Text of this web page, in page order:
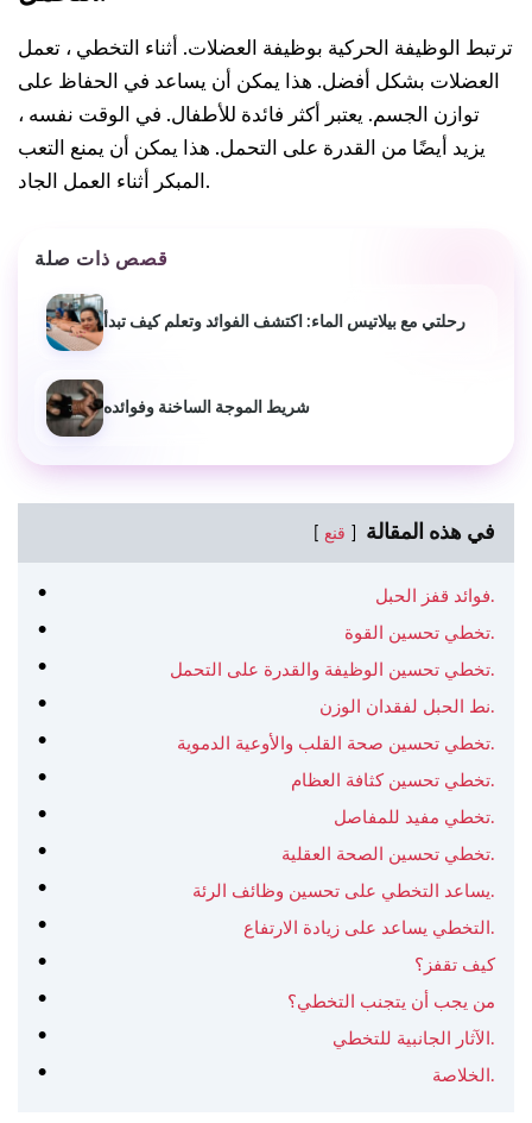
ترتبط الوظيفة الحركية بوظيفة العضلات. أثناء التخطي ، تعمل
العضلات بشكل أفضل. هذا يمكن أن يساعد في الحفاظ على
توازن الجسم. يعتبر أكثر فائدة للأطفال. في الوقت نفسه ،
يزيد أيضًا من القدرة على التحمل. هذا يمكن أن يمنع التعب
المبكر أثناء العمل الجاد.
قصص ذات صلة
رحلتي مع بيلاتيس الماء: اكتشف الفوائد وتعلم كيف تبدأ
شريط الموجة الساخنة وفوائده
في هذه المقالة قنع
فوائد قفز الحبل.
تخطي تحسين القوة.
تخطي تحسين الوظيفة والقدرة على التحمل.
نط الحبل لفقدان الوزن.
تخطي تحسين صحة القلب والأوعية الدموية.
تخطي تحسين كثافة العظام.
تخطي مفيد للمفاصل.
تخطي تحسين الصحة العقلية.
يساعد التخطي على تحسين وظائف الرئة.
التخطي يساعد على زيادة الارتفاع.
كيف تقفز؟
من يجب أن يتجنب التخطي؟
الآثار الجانبية للتخطي.
الخلاصة.